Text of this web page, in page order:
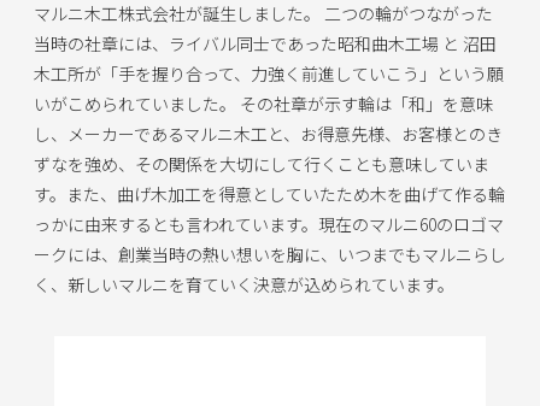
マルニ木工株式会社が誕生しました。 二つの輪がつながった
当時の社章には、ライバル同士であった昭和曲木工場 と 沼田
木工所が「手を握り合って、力強く前進していこう」という願
いがこめられていました。 その社章が示す輪は「和」を意味
し、メーカーであるマルニ木工と、お得意先様、お客様とのき
ずなを強め、その関係を大切にして行くことも意味していま
す。また、曲げ木加工を得意としていたため木を曲げて作る輪
っかに由来するとも言われています。現在のマルニ60のロゴマ
ークには、創業当時の熱い想いを胸に、いつまでもマルニらし
く、新しいマルニを育ていく決意が込められています。